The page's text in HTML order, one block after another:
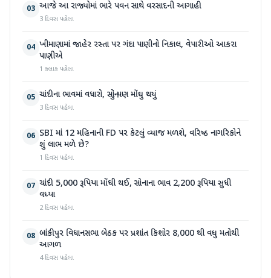
03 આજે આ રાજ્યોમાં ભારે પવન સાથે વરસાદની આગાહી
3 દિવસ પહેલા
04 ખીમાણામાં જાહેર રસ્તા પર ગંદા પાણીનો નિકાલ, વેપારીઓ આકરા
પાણીએ
1 કલાક પહેલા
05 ચાંદીના ભાવમાં વધારો, સોનું પણ મોંઘુ થયું
3 દિવસ પહેલા
06 SBI માં 12 મહિનાની FD પર કેટલું વ્યાજ મળશે, વરિષ્ઠ નાગરિકોને
શું લાભ મળે છે?
1 દિવસ પહેલા
07 ચાંદી 5,000 રૂપિયા મોંઘી થઈ, સોનાના ભાવ 2,200 રૂપિયા સુધી
વધ્યા
2 દિવસ પહેલા
08 બાંકીપુર વિધાનસભા બેઠક પર પ્રશાંત કિશોર 8,000 થી વધુ મતોથી
આગળ
4 દિવસ પહેલા